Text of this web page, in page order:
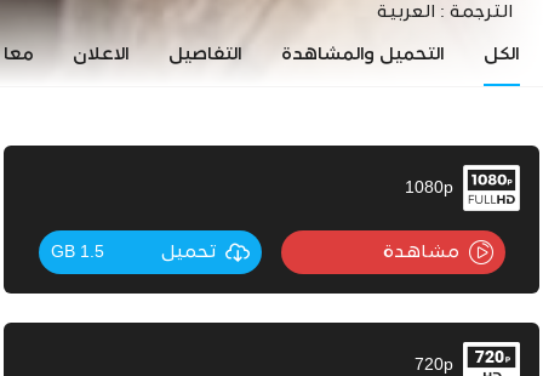
الترجمة : العربية
الكل التحميل والمشاهدة التفاصيل الاعلان
1080p
مشاهدة تحميل 1.5 GB
720p